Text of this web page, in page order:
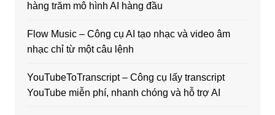
hàng trăm mô hình AI hàng đầu
Flow Music – Công cụ AI tạo nhạc và video âm
nhạc chỉ từ một câu lệnh
YouTubeToTranscript – Công cụ lấy transcript
YouTube miễn phí, nhanh chóng và hỗ trợ AI